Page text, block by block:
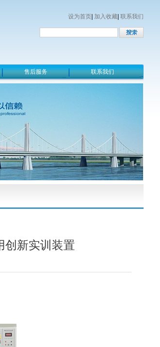
设为首页 加入收藏 联系我们
售后服务 联系我们
创新实训装置